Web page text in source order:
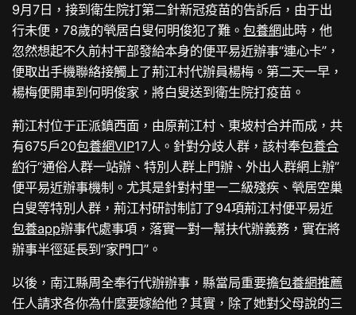
9月7日，接到衛生院打第二針新冠疫苗的告訴后，由于出
行未便，78歲的煢居白叟何明俊犯了難。包養網此時，他
忽然想起不久前村干部發給本身的便平易近辦事“連心卡”，
便取出手機聯絡接觸上了荊江村代辦員楊梅。第二天一早，
楊梅便開車到何明俊家，將白叟送到衛生院打疫苗。
荊江村位于正派鎮西面，由原荊江村、東坡村合并而成，共
有675戶20包養網VIP17人。針對分歧人群，該村奉包養合
約行“通俗人群一站辦、特別人群上門辦、外出人群網上辦”
便平易近辦事機制。尤其是針對村里一二級殘疾、煢居空巢
白叟等特別人群，荊江村研討制訂了94項荊江村便平易近
包養app辦事代處事項，落實一對一幫扶代辦義務，實在將
辦事半徑延長到“家門口”。
以後，南江縣周全奉行代辦辦事，縣當局重要擔包養網推薦
任人請求各你為什麼要嫁給他？其實，除了她對父母說的三